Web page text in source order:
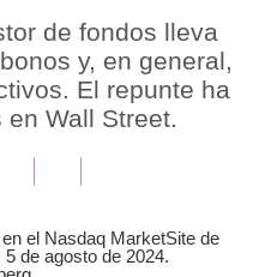
de fondos lleva
y, en general,
El repunte ha
Wall Street.